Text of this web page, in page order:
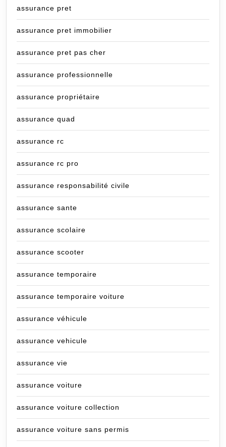
assurance pret
assurance pret immobilier
assurance pret pas cher
assurance professionnelle
assurance propriétaire
assurance quad
assurance rc
assurance rc pro
assurance responsabilité civile
assurance sante
assurance scolaire
assurance scooter
assurance temporaire
assurance temporaire voiture
assurance véhicule
assurance vehicule
assurance vie
assurance voiture
assurance voiture collection
assurance voiture sans permis